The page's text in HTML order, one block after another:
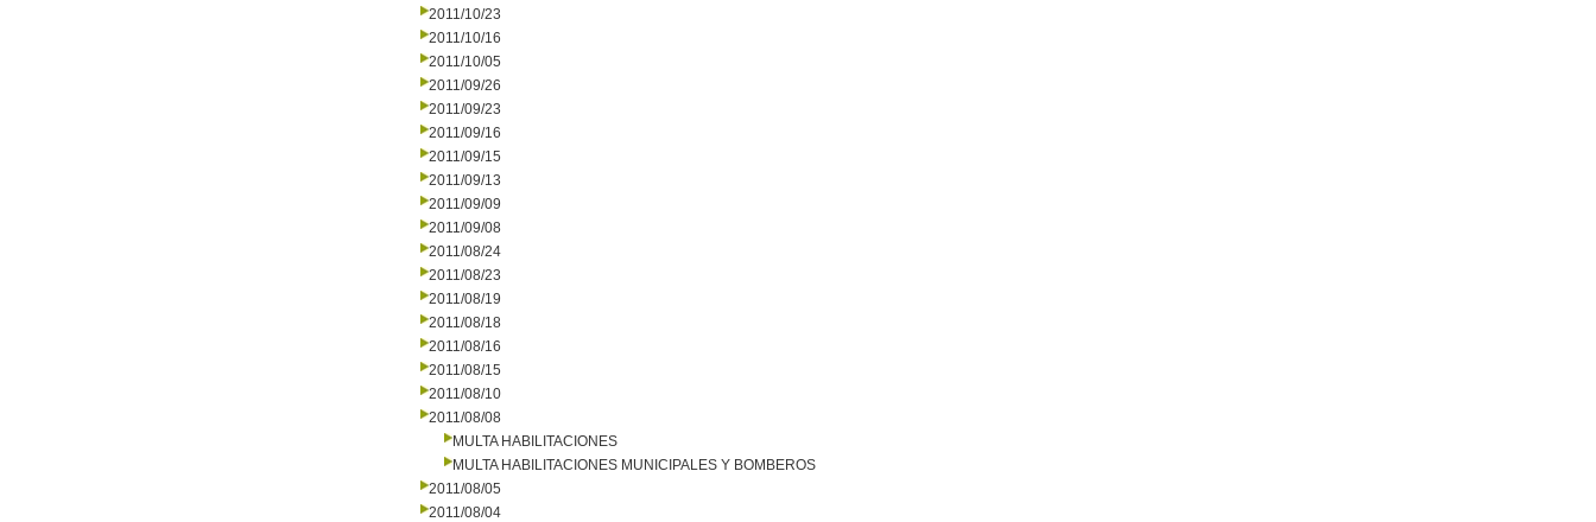
2011/10/23
2011/10/16
2011/10/05
2011/09/26
2011/09/23
2011/09/16
2011/09/15
2011/09/13
2011/09/09
2011/09/08
2011/08/24
2011/08/23
2011/08/19
2011/08/18
2011/08/16
2011/08/15
2011/08/10
2011/08/08
MULTA HABILITACIONES
MULTA HABILITACIONES MUNICIPALES Y BOMBEROS
2011/08/05
2011/08/04